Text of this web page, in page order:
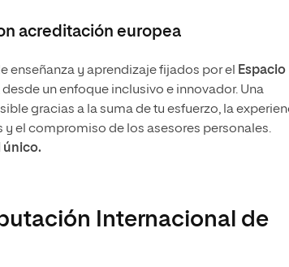
acreditación europea
enseñanza y aprendizaje fijados por el
Espacio
desde un enfoque inclusivo e innovador. Una
gracias a la suma de tu esfuerzo, la
el compromiso de los asesores personales.
único.
Internacional de